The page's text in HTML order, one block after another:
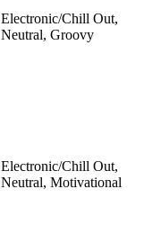
Electronic/Chill Out,
Neutral, Groovy
Electronic/Chill Out,
Neutral, Motivational